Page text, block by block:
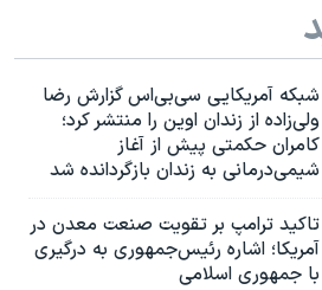
شبکه آمریکایی سی‌بی‌‌اس گزارش رضا
ولی‌زاده از زندان اوین را منتشر کرد؛
کامران حکمتی پیش از آغاز
شیمی‌درمانی به زندان بازگردانده شد
تاکید ترامپ بر تقویت صنعت معدن در
آمریکا؛ اشاره رئیس‌جمهوری به درگیری
با جمهوری اسلامی